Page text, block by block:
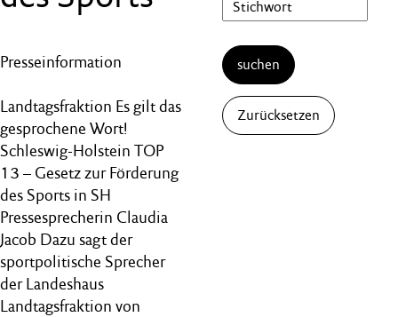
Presseinformation
Landtagsfraktion Es gilt das
gesprochene Wort!
Schleswig-Holstein TOP
13 – Gesetz zur Förderung
des Sports in SH
Pressesprecherin Claudia
Jacob Dazu sagt der
sportpolitische Sprecher
der Landeshaus
Landtagsfraktion von
suchen
Zurücksetzen